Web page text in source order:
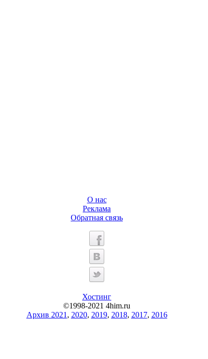
О нас
Реклама
Обратная связь
Хостинг
©1998-2021 4him.ru
Архив 2021 , 2020, 2019, 2018, 2017, 2016